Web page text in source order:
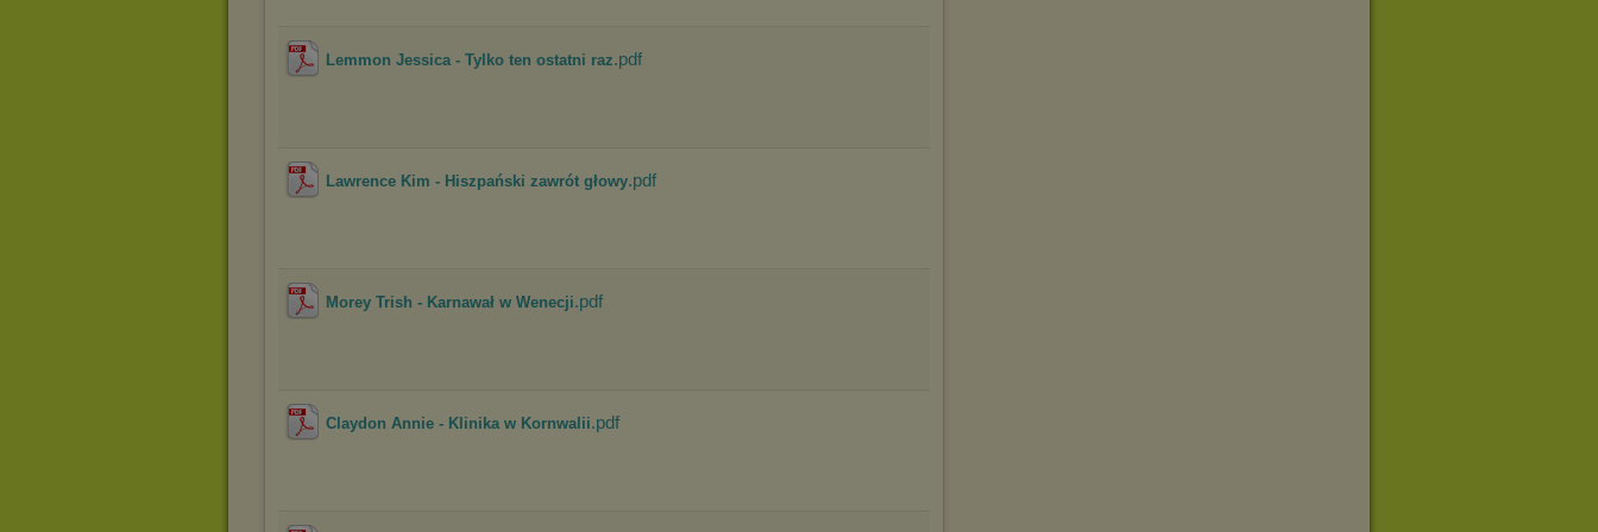
będzie dopasowana do Twoich preferencji, a będzie to reklama
wyświetlona przypadkowo.
internetowej.
Lemmon Jessica - Tylko ten ostatni raz.pdf
Lawrence Kim - Hiszpański zawrót głowy.pdf
Morey Trish - Karnawał w Wenecji.pdf
Claydon Annie - Klinika w Kornwalii.pdf